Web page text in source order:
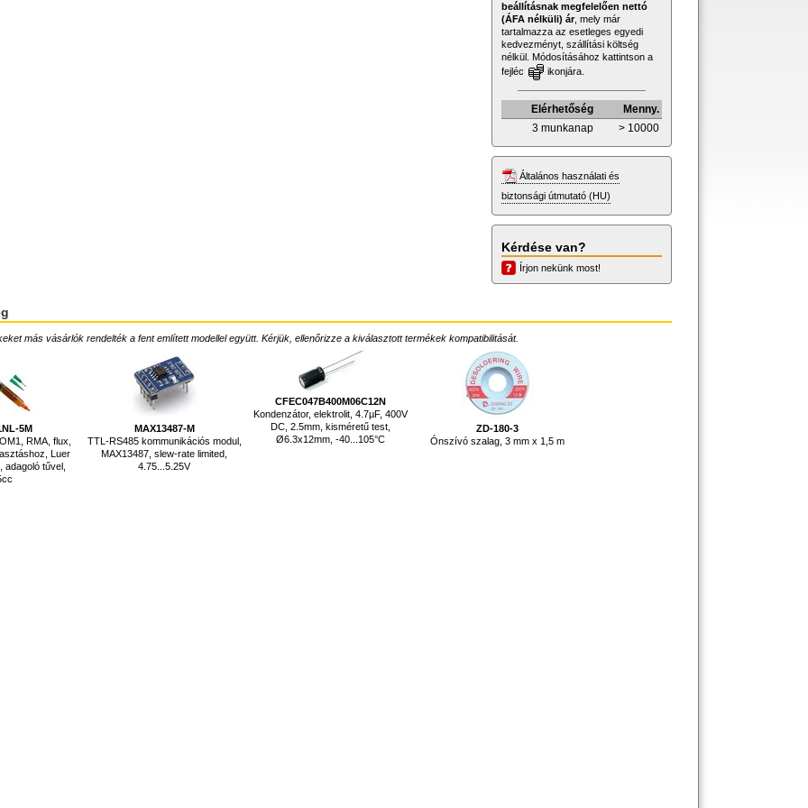
beállításnak megfelelően nettó
(ÁFA nélküli) ár, mely már
tartalmazza az esetleges egyedi
kedvezményt, szállítási költség
nélkül. Módosításához kattintson a
fejléc
ikonjára.
Elérhetőség
Menny.
3 munkanap
> 10000
Általános használati és
biztonsági útmutató (HU)
Kérdése van?
Írjon nekünk most!
más vásárlók rendelték a fent említett modellel együtt. Kérjük, ellenőrizze a kiválasztott termékek kompatibilitását.
5M
RMA, flux,
Luer
tűvel,
MAX13487-M
TTL-RS485 kommunikációs modul,
MAX13487, slew-rate limited,
4.75...5.25V
CFEC047B400M06C12N
Kondenzátor, elektrolit, 4.7µF, 400V
DC, 2.5mm, kisméretű test,
Ø6.3x12mm, -40...105°C
ZD-180-3
Ónszívó szalag, 3 mm x 1,5 m